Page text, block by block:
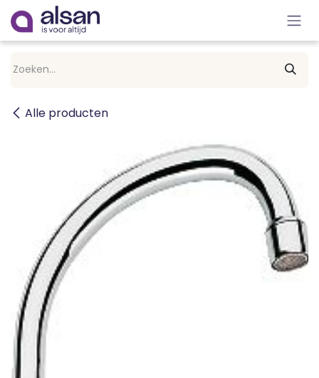
Overslaan naar inhoud
Alle producten